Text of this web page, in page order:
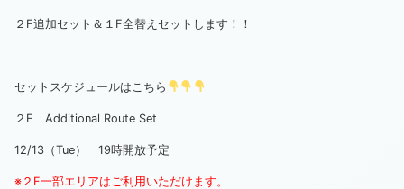
２F追加セット＆１F全替えセットします！！
セットスケジュールはこちら
２F Additional Route Set
12/13（Tue） 19時開放予定
※２F一部エリアはご利用いただけます。